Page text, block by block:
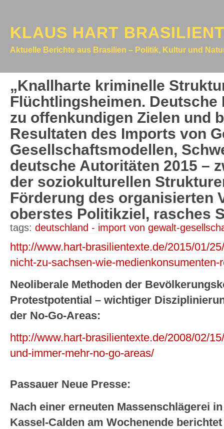
KLAUS HART
Aktuelle Berichte aus Brasilien – Politik, Kultur und
„Knallharte kriminelle
Flüchtlingsheimen.
zu offenkundigen Zielen und
Resultaten des Imports von
Gesellschaftsmodellen,
deutsche Autoritäten 2015 –
der soziokulturellen
Förderung des organisierten
oberstes Politikziel, rasches
tags: deutschland - import von gewalt-
http://www.hart-brasilientexte.de/2015/01/
nicht-zu-sachsen-wie-medienkonsumenten-
Neoliberale Methoden der
Protestpotential – wichtiger
der No-Go-Areas:
http://www.hart-brasilientexte.de/2008/02/
und-immer-mehr-no-go-areas/
Passauer Neue Presse:
Nach einer erneuten Massenschlägerei
Kassel-Calden am Wochenende